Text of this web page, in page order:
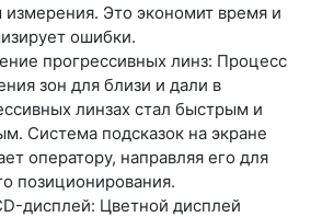
Это экономит время и
ошибки.
прогрессивных линз: Процесс
зон для близи и дали в
линзах стал быстрым и
Система подсказок на экране
оператору, направляя его для
позиционирования.
дисплей: Цветной дисплей